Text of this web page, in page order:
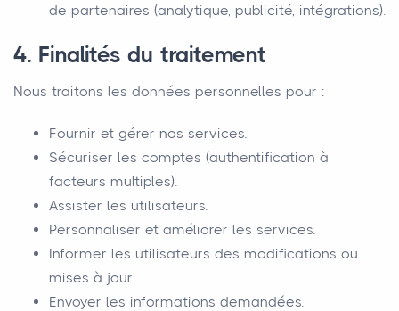
de partenaires (analytique, publicité, intégrations).
4. Finalités du traitement
Nous traitons les données personnelles pour :
Fournir et gérer nos services.
Sécuriser les comptes (authentification à
facteurs multiples).
Assister les utilisateurs.
Personnaliser et améliorer les services.
Informer les utilisateurs des modifications ou
mises à jour.
Envoyer les informations demandées.